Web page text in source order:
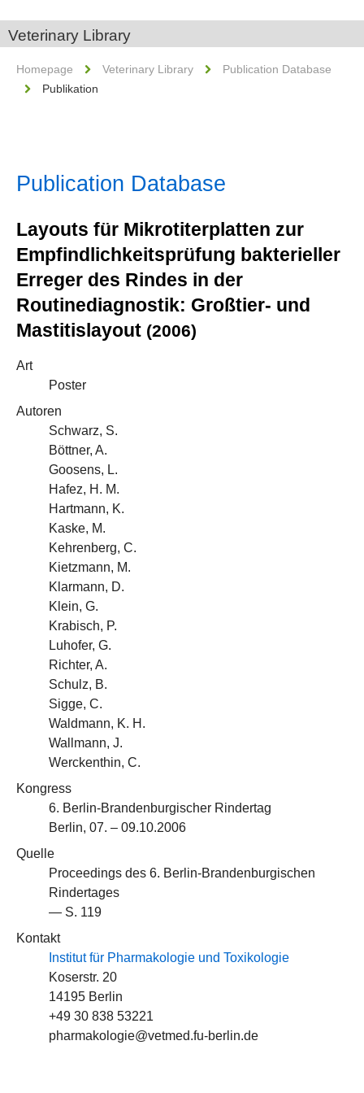
Veterinary Library
Homepage Veterinary Library
Publication Database
Publikation
Publication Database
Layouts für Mikrotiterplatten zur
Empfindlichkeitsprüfung bakterieller
Erreger des Rindes in der
Routinediagnostik: Großtier- und
Mastitislayout (2006)
Art
Poster
Autoren
Schwarz, S.
Böttner, A.
Goosens, L.
Hafez, H. M.
Hartmann, K.
Kaske, M.
Kehrenberg, C.
Kietzmann, M.
Klarmann, D.
Klein, G.
Krabisch, P.
Luhofer, G.
Richter, A.
Schulz, B.
Sigge, C.
Waldmann, K. H.
Wallmann, J.
Werckenthin, C.
Kongress
6. Berlin-Brandenburgischer Rindertag
Berlin, 07. – 09.10.2006
Quelle
Proceedings des 6. Berlin-Brandenburgischen
Rindertages
— S. 119
Kontakt
Institut für Pharmakologie und Toxikologie
Koserstr. 20
14195 Berlin
+49 30 838 53221
pharmakologie@vetmed.fu-berlin.de